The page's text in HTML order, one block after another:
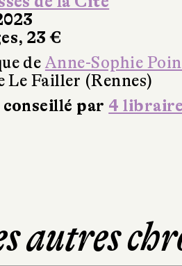
23 €
de Anne-Sophie
Failler (Rennes)
par 4
autres